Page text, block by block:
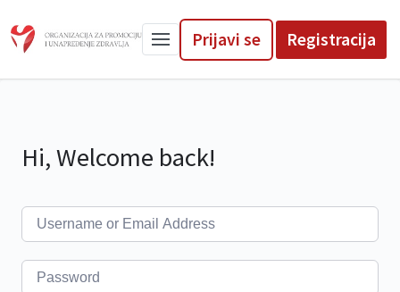
Prijavi se Registracija
Hi, Welcome back!